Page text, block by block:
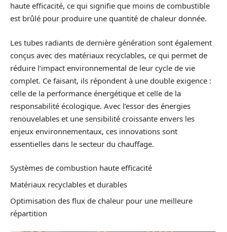
haute efficacité, ce qui signifie que moins de combustible
est brûlé pour produire une quantité de chaleur donnée.
Les tubes radiants de dernière génération sont également
conçus avec des matériaux recyclables, ce qui permet de
réduire l’impact environnemental de leur cycle de vie
complet. Ce faisant, ils répondent à une double exigence :
celle de la performance énergétique et celle de la
responsabilité écologique. Avec l’essor des énergies
renouvelables et une sensibilité croissante envers les
enjeux environnementaux, ces innovations sont
essentielles dans le secteur du chauffage.
Systèmes de combustion haute efficacité
Matériaux recyclables et durables
Optimisation des flux de chaleur pour une meilleure
répartition